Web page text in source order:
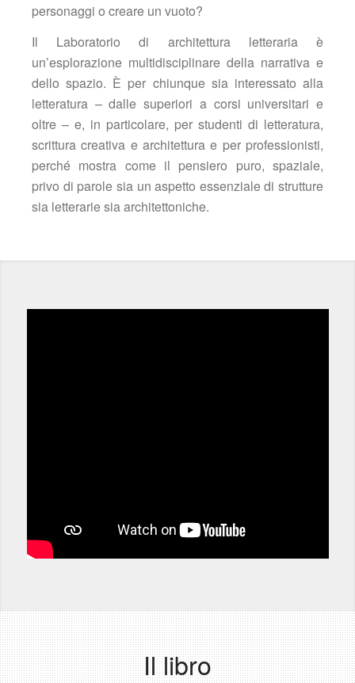
personaggi o creare un vuoto?
Il Laboratorio di architettura letteraria è
un’esplorazione multidisciplinare della narrativa e
dello spazio. È per chiunque sia interessato alla
letteratura – dalle superiori a corsi universitari e
oltre – e, in particolare, per studenti di letteratura,
scrittura creativa e architettura e per professionisti,
perché mostra come il pensiero puro, spaziale,
privo di parole sia un aspetto essenziale di strutture
sia letterarie sia architettoniche.
Il libro